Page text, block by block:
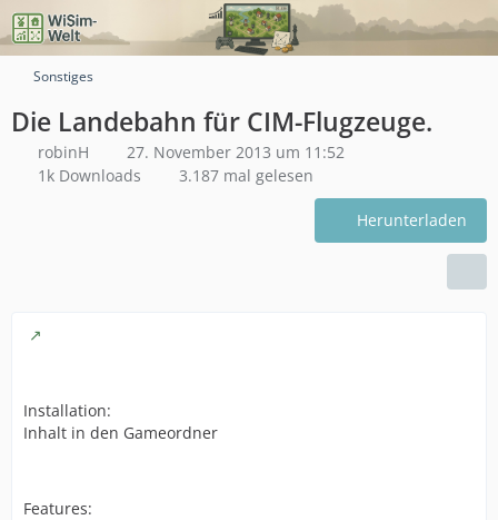
Sonstiges
Die Landebahn für CIM-Flugzeuge.
robinH
27. November 2013 um 11:52
1k Downloads
3.187 mal gelesen
Herunterladen
Installation:
Inhalt in den Gameordner
Features: